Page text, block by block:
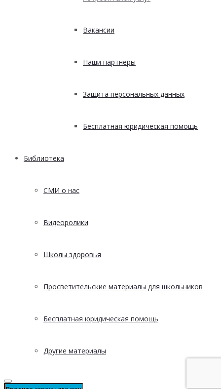
Вакансии
Наши партнеры
Защита персональных данных
Бесплатная юридическая помощь
Библиотека
СМИ о нас
Видеоролики
Школы здоровья
Просветительские материалы для школьников
Бесплатная юридическая помощь
Другие материалы